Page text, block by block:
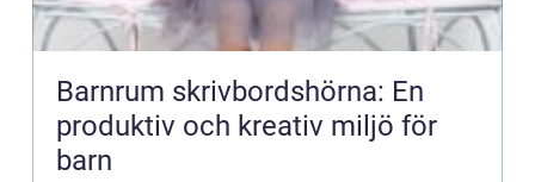
Barnrum skrivbordshörna: En
produktiv och kreativ miljö för
barn